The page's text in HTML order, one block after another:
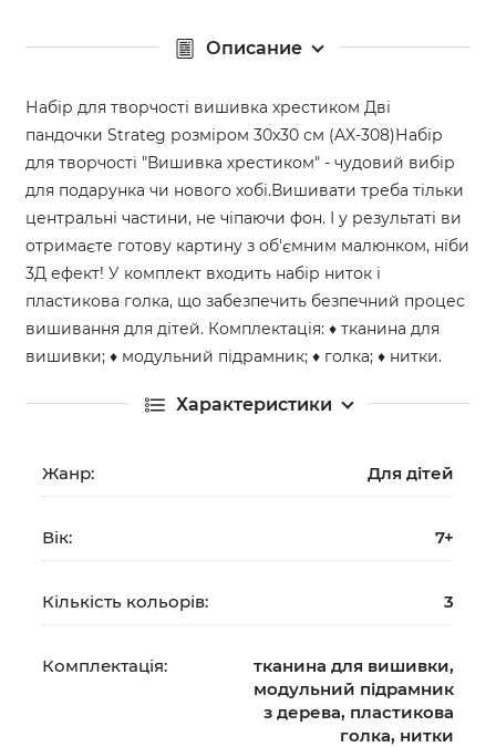
Описание
Набір для творчості вишивка хрестиком Дві
пандочки Strateg розміром 30х30 см (AX-308)Набір
для творчості "Вишивка хрестиком" - чудовий вибір
для подарунка чи нового хобі.Вишивати треба тільки
центральні частини, не чіпаючи фон. І у результаті ви
отримаєте готову картину з об'ємним малюнком, ніби
3Д ефект! У комплект входить набір ниток і
пластикова голка, що забезпечить безпечний процес
вишивання для дітей. Комплектація: ♦ тканина для
вишивки; ♦ модульний підрамник; ♦ голка; ♦ нитки.
Характеристики
Жанр: Для дітей
Вік: 7+
Кількість кольорів: 3
Комплектація:
тканина для вишивки,
модульний підрамник
з дерева, пластикова
голка, нитки